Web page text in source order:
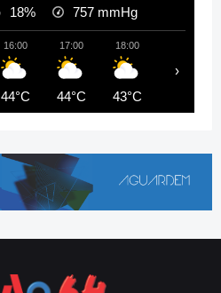
18% 757 mmHg
16:00
44°C
17:00
44°C
18:00
43°C
›